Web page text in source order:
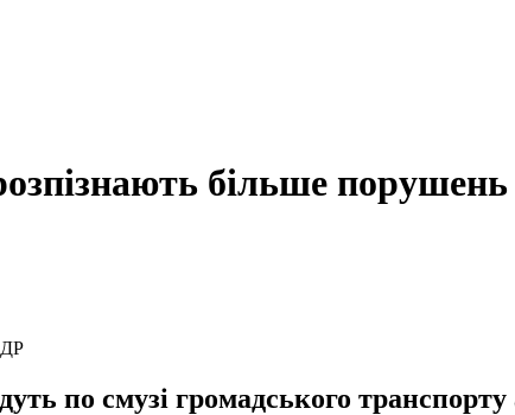
більше
по смузі громадського транспорту